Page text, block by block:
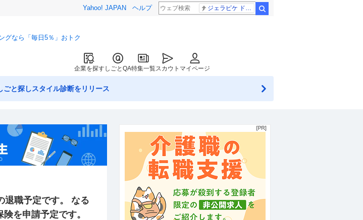
Yahoo! JAPAN ヘルプ
グなら「毎日5％」おトク
企業を探すしごとQA特集一覧スカウト マイページ
と探しスタイル診断をリリース
退職予定です。 なる
を申請予定です。